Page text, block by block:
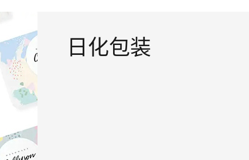
日化包装